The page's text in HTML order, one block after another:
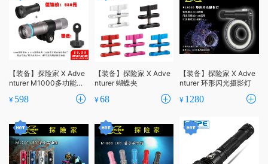
【装备】探险家 X Adve
nturer M1000多功能对
¥ 598
【装备】探险家 X Adve
nturer 蝴蝶夹
¥68
【装备】探险家 X Adve
nturer 环形闪光摄影灯
¥ 1280